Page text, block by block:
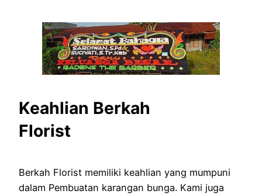
Keahlian Berkah
Florist
Berkah Florist memiliki keahlian yang mumpuni
dalam Pembuatan karangan bunga. Kami juga